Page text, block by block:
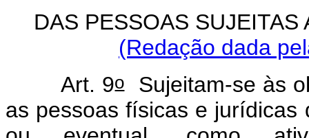
DAS PESSOAS
(Redação dada
Art. 9oSujeitam-se às
as pessoas físicas e